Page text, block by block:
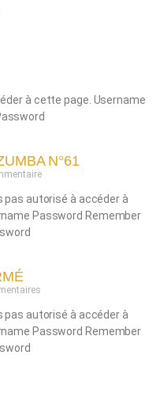
à cette page. Username
N°61
pas autorisé à accéder à
Password Remember
pas autorisé à accéder à
Password Remember